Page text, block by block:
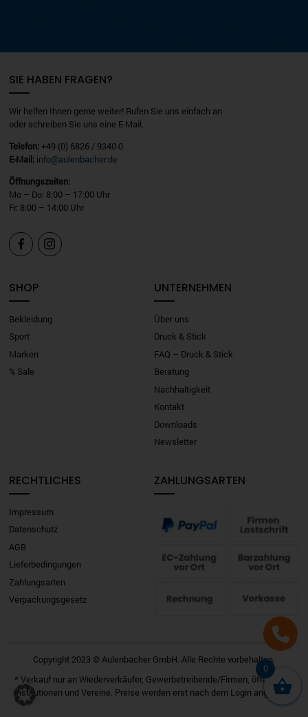
SIE HABEN FRAGEN?
Wir helfen Ihnen gerne weiter! Rufen Sie uns einfach an
oder schreiben Sie uns eine E-Mail.
Telefon:+49 (0) 6826 / 9340-0
E-Mail: info@aulenbacher.de
Öffnungszeiten:
Mo – Do: 8:00 – 17:00 Uhr
Fr: 8:00 – 14:00 Uhr
 
SHOP
Bekleidung
Sport
Marken
% Sale
UNTERNEHMEN
Über uns
Druck & Stick
FAQ – Druck & Stick
Beratung
Nachhaltigkeit
Kontakt
Downloads
Newsletter
RECHTLICHES
Impressum
Datenschutz
AGB
Lieferbedingungen
Zahlungsarten
Verpackungsgesetz
ZAHLUNGSARTEN
Copyright 2023 © Aulenbacher GmbH. Alle Rechte vorbehalten.
* Verkauf nur an Wiederverkäufer, Gewerbetreibende/Firmen, öffentliche
Institutionen und Vereine. Preise werden erst nach dem Login angezeigt.
0